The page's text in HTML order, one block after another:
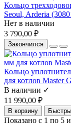
Кольцо
Seoul, Arderia
Нет в наличии
3 790,00 ₽
Закончился
Кольцо
для котлов Master
В наличии ✓
11 990,00 ₽
В корзину
Показано с 1 по 5